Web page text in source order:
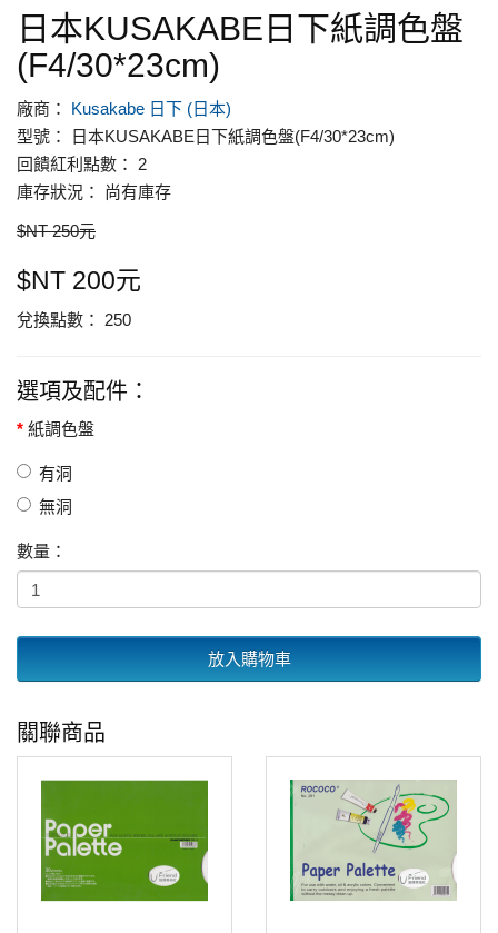
日本KUSAKABE日下紙調色盤
(F4/30*23cm)
廠商： Kusakabe 日下 (日本)
型號： 日本KUSAKABE日下紙調色盤(F4/30*23cm)
回饋紅利點數： 2
庫存狀況： 尚有庫存
$NT 250元
$NT 200元
兌換點數： 250
選項及配件：
紙調色盤
有洞
無洞
數量：
放入購物車
關聯商品